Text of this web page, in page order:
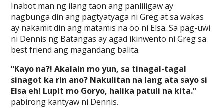
Inabot man ng ilang taon ang panliligaw ay
nagbunga din ang pagtyatyaga ni Greg at sa wakas
ay nakamit din ang matamis na oo ni Elsa. Sa pag-uwi
ni Dennis ng Batangas ay agad ikinwento ni Greg sa
best friend ang magandang balita.
“Kayo na?! Akalain mo yun, sa tinagal-tagal
sinagot ka rin ano? Nakulitan na lang ata sayo si
Elsa eh! Lupit mo Goryo, halika patuli na kita.”
pabirong kantyaw ni Dennis.